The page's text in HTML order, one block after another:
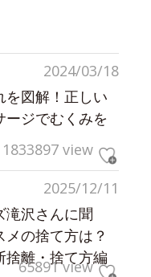
2024/03/18
を図解！正しい
ージでむくみを
1833897 view
2025/12/11
滝沢さんに聞
メの捨て方は？
捨離・捨て方編
65891 view